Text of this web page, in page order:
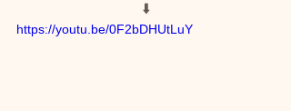
⬇️
https://youtu.be/0F2bDHUtLuY